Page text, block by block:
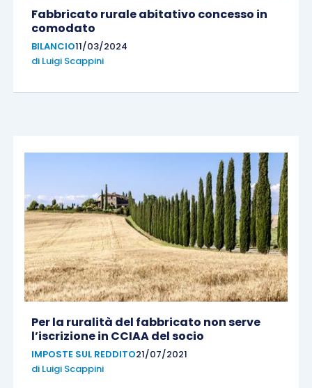
Fabbricato rurale abitativo concesso in
comodato
BILANCIO11/03/2024
di Luigi Scappini
Per la ruralità del fabbricato non serve
l’iscrizione in CCIAA del socio
IMPOSTE SUL REDDITO21/07/2021
di Luigi Scappini